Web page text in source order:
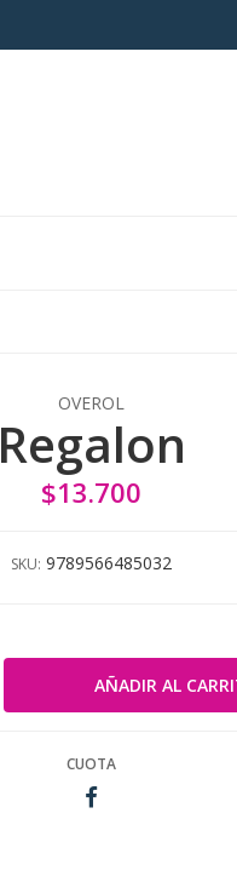
OVEROL
Regalon
$13.700
SKU: 9789566485032
CUOTA